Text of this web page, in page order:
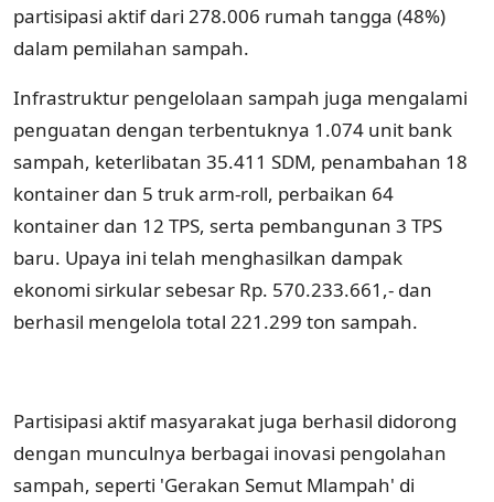
partisipasi aktif dari 278.006 rumah tangga (48%)
dalam pemilahan sampah.
Infrastruktur pengelolaan sampah juga mengalami
penguatan dengan terbentuknya 1.074 unit bank
sampah, keterlibatan 35.411 SDM, penambahan 18
kontainer dan 5 truk arm-roll, perbaikan 64
kontainer dan 12 TPS, serta pembangunan 3 TPS
baru. Upaya ini telah menghasilkan dampak
ekonomi sirkular sebesar Rp. 570.233.661,- dan
berhasil mengelola total 221.299 ton sampah.
Partisipasi aktif masyarakat juga berhasil didorong
dengan munculnya berbagai inovasi pengolahan
sampah, seperti 'Gerakan Semut Mlampah' di